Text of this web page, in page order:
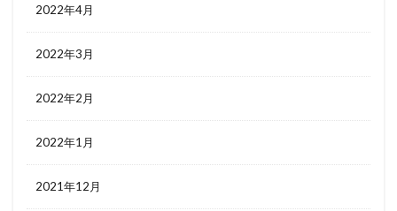
2022年4月
2022年3月
2022年2月
2022年1月
2021年12月